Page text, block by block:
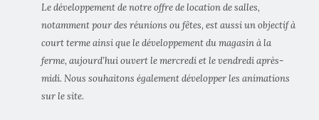
Le développement de notre offre de location de salles,
notamment pour des réunions ou fêtes, est aussi un objectif à
court terme ainsi que le développement du magasin à la
ferme, aujourd’hui ouvert le mercredi et le vendredi après-
midi. Nous souhaitons également développer les animations
sur le site.